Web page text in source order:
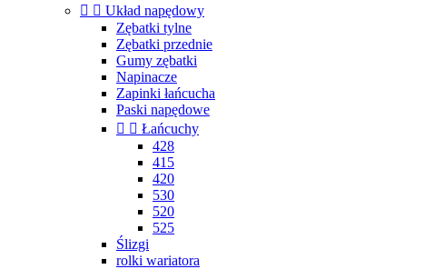
  Układ napędowy
Zębatki tylne
Zębatki przednie
Gumy zębatki
Napinacze
Zapinki łańcucha
Paski napędowe
  Łańcuchy
428
415
420
530
520
525
Ślizgi
rolki wariatora